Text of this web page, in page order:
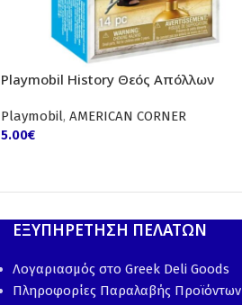
Playmobil History Θεός Απόλλων
Playmobil, AMERICAN CORNER
5.00€
ΕΞΥΠΗΡΕΤΗΣΗ ΠΕΛΑΤΩΝ
Λογαριασμός στο Greek Deli Goods
Πληροφορίες Παραλαβής Προϊόντων